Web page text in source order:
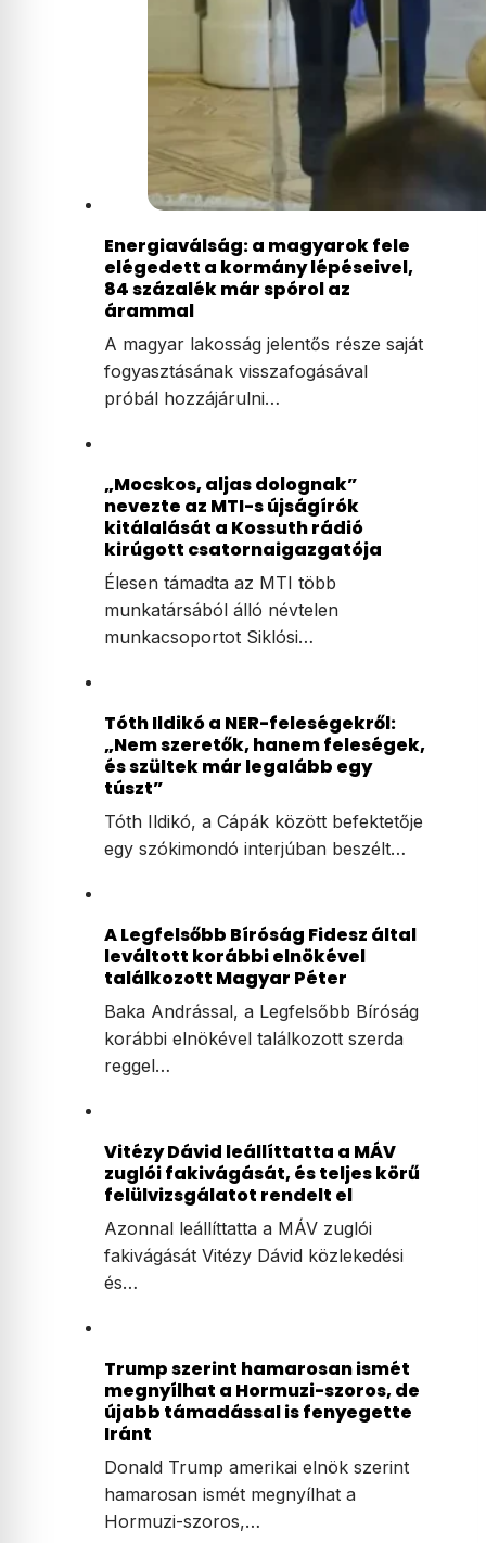
Energiaválság: a magyarok fele
elégedett a kormány lépéseivel,
84 százalék már spórol az
árammal
A magyar lakosság jelentős része saját
fogyasztásának visszafogásával
próbál hozzájárulni…
„Mocskos, aljas dolognak”
nevezte az MTI-s újságírók
kitálalását a Kossuth rádió
kirúgott csatornaigazgatója
Élesen támadta az MTI több
munkatársából álló névtelen
munkacsoportot Siklósi…
Tóth Ildikó a NER-feleségekről:
„Nem szeretők, hanem feleségek,
és szültek már legalább egy
túszt”
Tóth Ildikó, a Cápák között befektetője
egy szókimondó interjúban beszélt…
A Legfelsőbb Bíróság Fidesz által
leváltott korábbi elnökével
találkozott Magyar Péter
Baka Andrással, a Legfelsőbb Bíróság
korábbi elnökével találkozott szerda
reggel…
Vitézy Dávid leállíttatta a MÁV
zuglói fakivágását, és teljes körű
felülvizsgálatot rendelt el
Azonnal leállíttatta a MÁV zuglói
fakivágását Vitézy Dávid közlekedési
és…
Trump szerint hamarosan ismét
megnyílhat a Hormuzi-szoros, de
újabb támadással is fenyegette
Iránt
Donald Trump amerikai elnök szerint
hamarosan ismét megnyílhat a
Hormuzi-szoros,…